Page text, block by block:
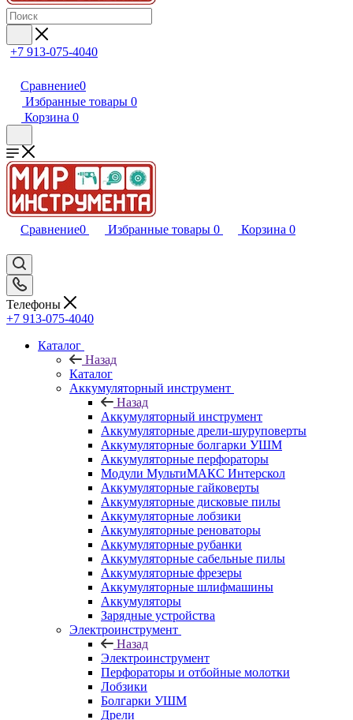
+7 913-075-4040
Сравнение0
Избранные товары 0
Корзина 0
Сравнение0 Избранные товары 0 Корзина 0
Телефоны
+7 913-075-4040
Каталог
Назад
Каталог
Аккумуляторный инструмент
Назад
Аккумуляторный инструмент
Аккумуляторные дрели-шуруповерты
Аккумуляторные болгарки УШМ
Аккумуляторные перфораторы
Модули МультиМАКС Интерскол
Аккумуляторные гайковерты
Аккумуляторные дисковые пилы
Аккумуляторные лобзики
Аккумуляторные реноваторы
Аккумуляторные рубанки
Аккумуляторные сабельные пилы
Аккумуляторные фрезеры
Аккумуляторные шлифмашины
Аккумуляторы
Зарядные устройства
Электроинструмент
Назад
Электроинструмент
Перфораторы и отбойные молотки
Лобзики
Болгарки УШМ
Дрели